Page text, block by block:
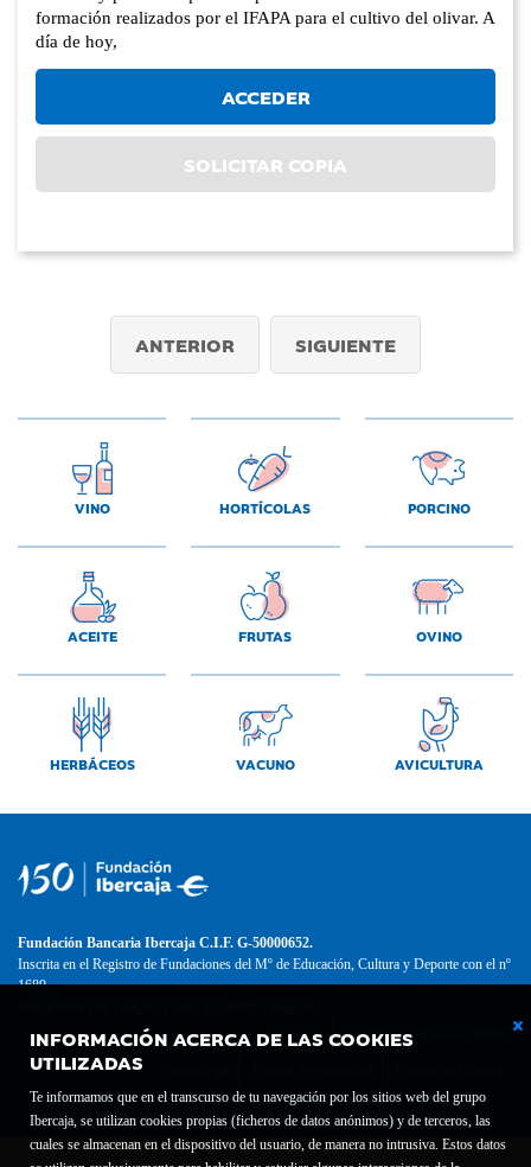
INFORMACIÓN ACERCA DE LAS COOKIES
UTILIZADAS
Te informamos que en el transcurso de tu navegación por los sitios web del grupo
Ibercaja, se utilizan cookies propias (ficheros de datos anónimos) y de terceros, las
cuales se almacenan en el dispositivo del usuario, de manera no intrusiva. Estos datos
formación realizados por el IFAPA para el cultivo del olivar. A
día de hoy,
ACCEDER
SOLICITAR COPIA
ANTERIOR SIGUIENTE
VINO HORTÍCOLAS PORCINO
ACEITE FRUTAS OVINO
HERBÁCEOS VACUNO AVICULTURA
Fundación Bancaria Ibercaja C.I.F. G-50000652.
Inscrita en el Registro de Fundaciones del Mº de Educación, Cultura y Deporte con el nº
1689.
Contacto
Declaración de accesibilidad